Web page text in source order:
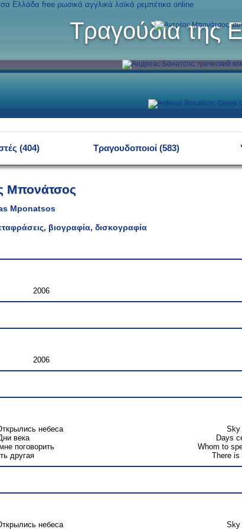
Τραγούδια της
(404) Τραγουδοποιοί (583)
Μπονάτσος
Mponatsos
βιογραφία, δισκογραφία
2006
2006
небеса
Sky
века
Days
поговорить
Whom to
другая There is
небеса Sky